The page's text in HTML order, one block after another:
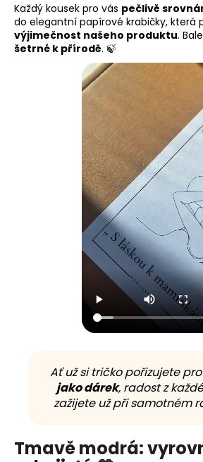
Každý kousek pro vás pečlivě
do elegantní papírové krabičky, která
výjimečnost našeho produktu.
šetrné k přírodě. 🍃
Ať už si tričko pořizujete
jako dárek, radost z
zažijete už při samotném
Tmavě modrá: